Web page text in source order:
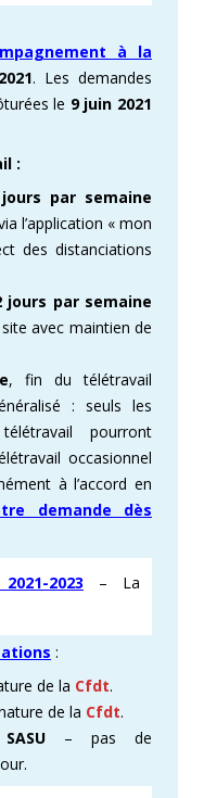
à la
. Les demandes
le 9 juin 2021
:
par semaine
l’application « mon
des distanciations
jours par semaine
avec maintien de
, fin du télétravail
: seuls les
pourront
occasionnel
à l’accord en
demande dès
2023 – La
:
de la Cfdt.
de la Cfdt.
– pas de